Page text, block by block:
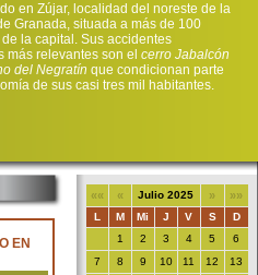
en Zújar, localidad del noreste de la
Granada, situada a más de 100
de la capital. Sus accidentes
más relevantes son el cerro Jabalcón
del Negratín que condicionan parte
de sus casi tres mil habitantes.
EN
«« « Julio 2025 » »»
L M Mi J V S
D
1
2 3 4 5
6
7
8 9 10 11 12
13